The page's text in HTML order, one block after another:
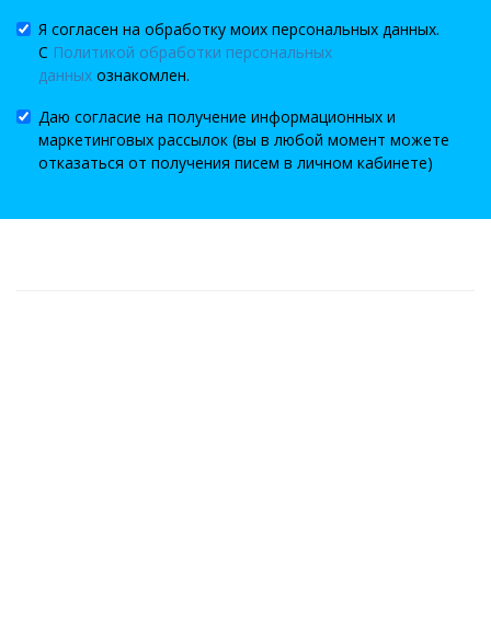
Я согласен на обработку моих персональных данных.
С Политикой обработки персональных
данных ознакомлен.
Даю согласие на получение информационных и
маркетинговых рассылок (вы в любой момент можете
отказаться от получения писем в личном кабинете)